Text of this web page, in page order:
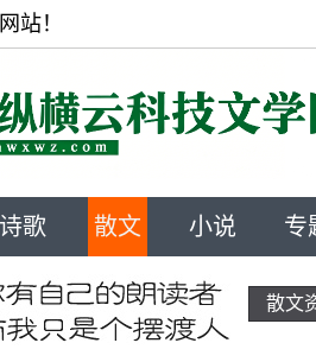
站！
诗歌 散文 小说 专
散文